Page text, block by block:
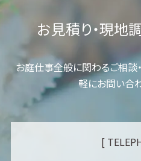
お見積り・現地
お庭仕事全般に関わるご相談
軽にお問い合
[